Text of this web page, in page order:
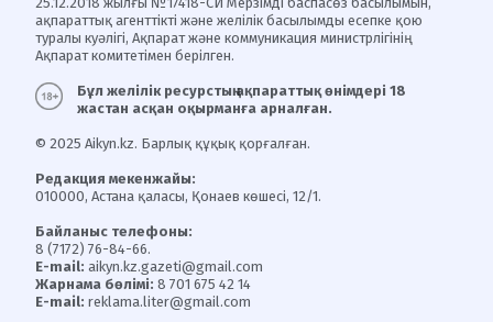
ақпараттық агенттікті және желілік басылымды есепке қою
туралы куәлігі, Ақпарат және коммуникация министрлігінің
Ақпарат комитетімен берілген.
Бұл желілік ресурстың ақпараттық өнімдері 18
жастан асқан оқырманға арналған.
© 2025 Aikyn.kz. Барлық құқық қорғалған.
Редакция мекенжайы:
010000, Астана қаласы, Қонаев көшесі, 12/1.
Байланыс телефоны:
8 (7172) 76-84-66.
E-mail: aikyn.kz.gazeti@gmail.com
Жарнама бөлімі: 8 701 675 42 14
E-mail: reklama.liter@gmail.com